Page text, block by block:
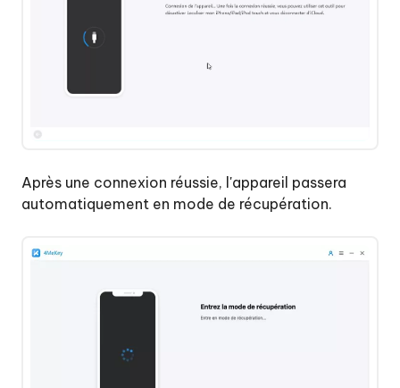
Après une connexion réussie, l'appareil passera
automatiquement en mode de récupération.